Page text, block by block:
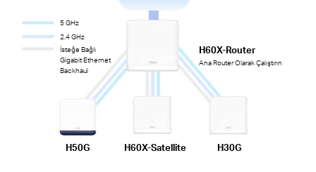
H60X-Router
Ana Router Olarak Çalıştırın
H60X-Satellite H30G
H50G
5 GHz
2.4 GHz
İsteğe Bağlı
Gigabit Ethernet
Backhaul